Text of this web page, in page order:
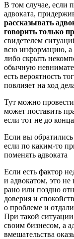
В том случае, если
адвоката,
рассказывать
говорить только
свидетелем
всю информацию, а
либо скрыть
обычную
есть вероятность
повлияет на ход
Тут можно
может поставить
если тот не до
Если вы
если по каким-то
поменять адвоката
Если есть фактор
и адвокатом, это не
рано или поздно
доверия и
о проблеме и
При такой
своим бизнесом, а
вмешательства